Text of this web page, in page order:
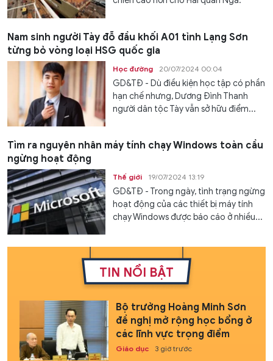
Nam sinh người Tày đỗ đầu khối A01 tỉnh Lạng Sơn
từng bỏ vòng loại HSG quốc gia
Học đường 20/07/2024 00:04
GD&TĐ - Dù điều kiện học tập có phần
hạn chế nhưng, Dương Đình Thanh
người dân tộc Tày vẫn sở hữu điểm...
Tìm ra nguyên nhân máy tính chạy Windows toàn cầu
ngừng hoạt động
Thế giới 19/07/2024 13:19
GD&TĐ - Trong ngày, tình trạng ngừng
hoạt động của các thiết bị máy tính
chạy Windows được báo cáo ở nhiều...
TIN NỔI BẬT
Bộ trưởng Hoàng Minh Sơn
đề nghị mở rộng học bổng ở
các lĩnh vực trọng điểm
Giáo dục 3 giờ trước